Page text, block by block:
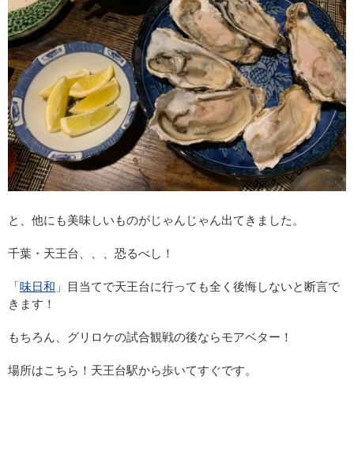
と、他にも美味しいものがじゃんじゃん出てきました。
千葉・天王台、、、恐るべし！
「味日和 」目当てで天王台に行っても全く後悔しないと断言で
きます！
もちろん、グリロケの試合観戦の後ならモアベター！
場所はこちら！天王台駅から歩いてすぐです。